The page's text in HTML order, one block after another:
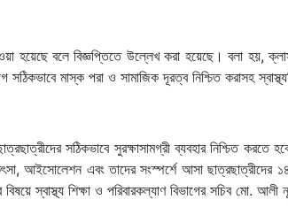
হয়েছে বলে বিজ্ঞপ্তিতে উল্লেখ করা হয়েছে। বলা হয়,
মাস্ক পরা ও সামাজিক দূরত্ব নিশ্চিত করাসহ
সঠিকভাবে সুরক্ষাসামগ্রী ব্যবহার নিশ্চিত
আইসোলেশন এবং তাদের সংস্পর্শে আসা ছাত্রছাত্রীদের
স্বাস্থ্য শিক্ষা ও পরিবারকল্যাণ বিভাগের সচিব মো.